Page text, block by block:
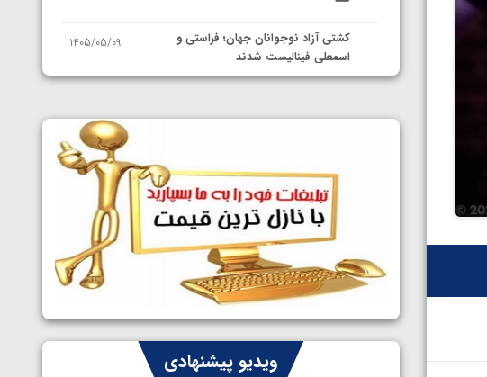
کشتی آزاد نوجوانان جهان؛ فراستی و
اسمعلی فینالیست شدند
1405/05/09
نمایندگان ایران مشخص شدند
سوم برای ایران
1405/05/07
ایران چشم به راه چهار مدال در پنج وزن
دوم کشتی فرنگی نوجوانان جهان
1405/05/06
ویدیو پیشنهادی